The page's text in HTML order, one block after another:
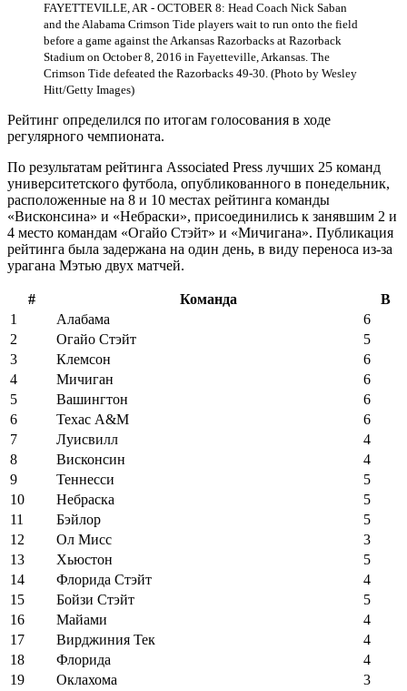
FAYETTEVILLE, AR - OCTOBER 8: Head Coach Nick Saban
and the Alabama Crimson Tide players wait to run onto the field
before a game against the Arkansas Razorbacks at Razorback
Stadium on October 8, 2016 in Fayetteville, Arkansas. The
Crimson Tide defeated the Razorbacks 49-30. (Photo by Wesley
Hitt/Getty Images)
Рейтинг определился по итогам голосования в ходе
регулярного чемпионата.
По результатам рейтинга Associated Press лучших 25 команд
университетского футбола, опубликованного в понедельник,
расположенные на 8 и 10 местах рейтинга команды
«Висконсина» и «Небраски», присоединились к занявшим 2 и
4 место командам «Огайо Стэйт» и «Мичигана». Публикация
рейтинга была задержана на один день, в виду переноса из-за
урагана Мэтью двух матчей.
# Команда
В
1
Алабама
6
2
Огайо Стэйт
5
3
Клемсон
6
4
Мичиган
6
5
Вашингтон
6
6
Техас А&М
6
7
Луисвилл
4
8
Висконсин
4
9
Теннесси
5
10
Небраска
5
11
Бэйлор
5
12
Ол Мисс
3
13
Хьюстон
5
14
Флорида Стэйт
4
15
Бойзи Стэйт
5
16
Майами
4
17
Вирджиния Тек
4
18
Флорида
4
19
Оклахома
3